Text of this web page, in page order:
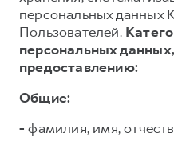
персональных данных
Пользователей.
персональных
предоставлению:
Общие:
- фамилия, имя,